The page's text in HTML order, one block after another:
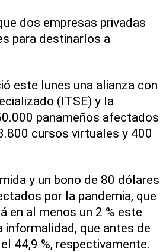
dos empresas privadas
para destinarlos a
este lunes una alianza con
(ITSE) y la
panameños afectados
cursos virtuales y 400
y un bono de 80 dólares
por la pandemia, que
en al menos un 2 % este
informalidad, que antes de
44,9 %, respectivamente.